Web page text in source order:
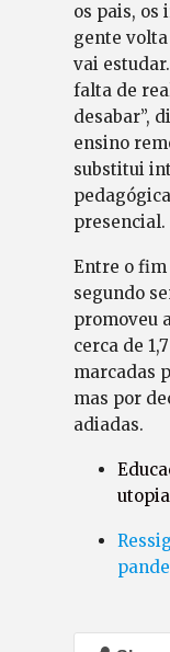
os pais, os
gente volta
vai
falta de
desabar”,
ensino
substitui
presencial.
Entre o
segundo
promoveu
cerca de
marcadas
mas por
adiadas.
utopia